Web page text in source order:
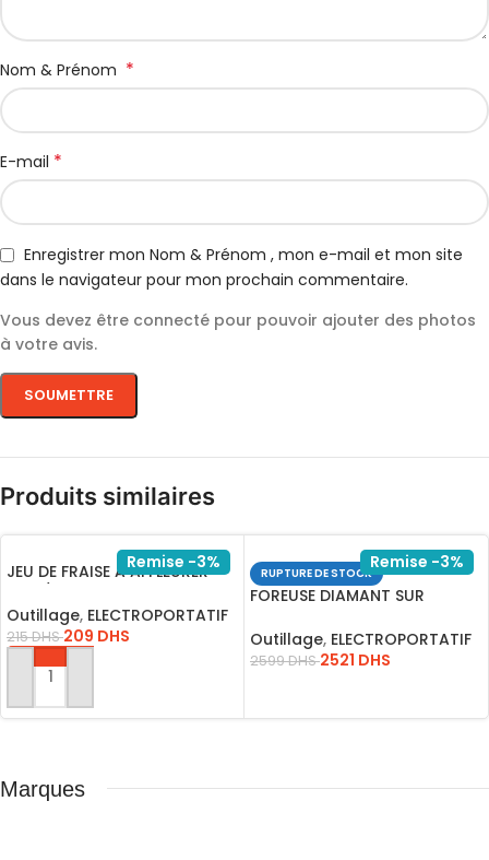
Nom & Prénom *
E-mail *
Enregistrer mon Nom & Prénom , mon e-mail et mon site
dans le navigateur pour mon prochain commentaire.
Vous devez être connecté pour pouvoir ajouter des photos
à votre avis.
Produits similaires
Remise -3%
JEU DE FRAISE A AFFLEURER
Outillage, ELECTROPORTATIF
215DHS 209 DHS
AJOUTER AU PANIER
Remise -3%
RUPTURE DE STOCK
FOREUSE DIAMANT SUR
Outillage, ELECTROPORTATIF
2599DHS 2521 DHS
Marques